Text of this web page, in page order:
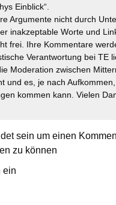
Einblick“.
Argumente nicht durch
inakzeptable Worte und
frei. Ihre Kommentare
Verantwortung bei TE
Moderation zwischen
und es, je nach
kommen kann. Vielen
sein um einen
zu können
ein